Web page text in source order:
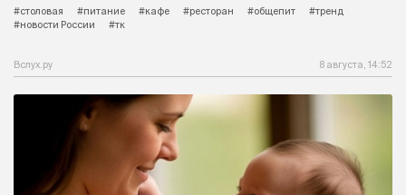
#столовая
#питание #кафе #ресторан #общепит
#тренд
#новости России
#тк
Вслух.ру 8 августа, 14:52